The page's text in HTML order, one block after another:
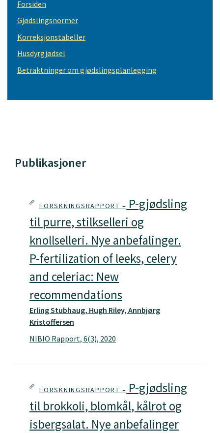
Forsiden
Gjødslingsnormer
Korreksjonstabeller
Husdyrgjødsel
Betraktninger om gjødslingsplanlegging
Publikasjoner
FORSKNINGSRAPPORT – P-gjødsling
til purre, stilkselleri og
knollselleri. Nye anbefalinger.
P-fertilization of leeks, celery
and celeriac: New
recommendations
Erling Stubhaug, Hugh Riley, Annbjørg
Kristoffersen
NIBIO Rapport, 6(3), 2020
FORSKNINGSRAPPORT – P-gjødsling
til brokkoli, blomkål, kålrot og
isbergsalat. Nye anbefalinger